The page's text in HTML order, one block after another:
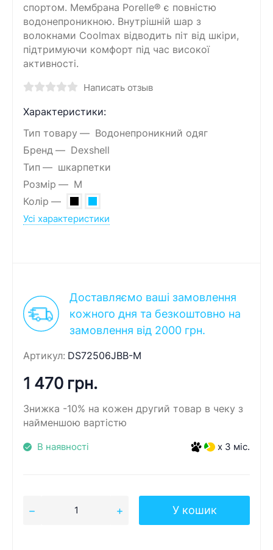
спортом. Мембрана Porelle® є повністю
водонепроникною. Внутрішній шар з
волокнами Coolmax відводить піт від шкіри,
підтримуючи комфорт під час високої
активності.
Написать отзыв
Характеристики:
Тип товару
Водонепроникний одяг
Бренд
Dexshell
Тип
шкарпетки
Розмір
M
Колір
Усі характеристики
Доставляємо ваші замовлення
кожного дня та безкоштовно на
замовлення від 2000 грн.
Артикул: DS72506JBB-M
1 470 грн.
Знижка -10% на кожен другий товар в чеку з
найменшою вартістю
В наявності x 3 міс.
У кошик